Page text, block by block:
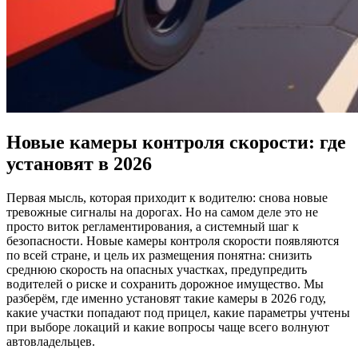
Новые камеры контроля скорости: где
установят в 2026
Первая мысль, которая приходит к водителю: снова новые
тревожные сигналы на дорогах. Но на самом деле это не
просто виток регламентирования, а системный шаг к
безопасности. Новые камеры контроля скорости появляются
по всей стране, и цель их размещения понятна: снизить
среднюю скорость на опасных участках, предупредить
водителей о риске и сохранить дорожное имущество. Мы
разберём, где именно установят такие камеры в 2026 году,
какие участки попадают под прицел, какие параметры учтены
при выборе локаций и какие вопросы чаще всего волнуют
автовладельцев.